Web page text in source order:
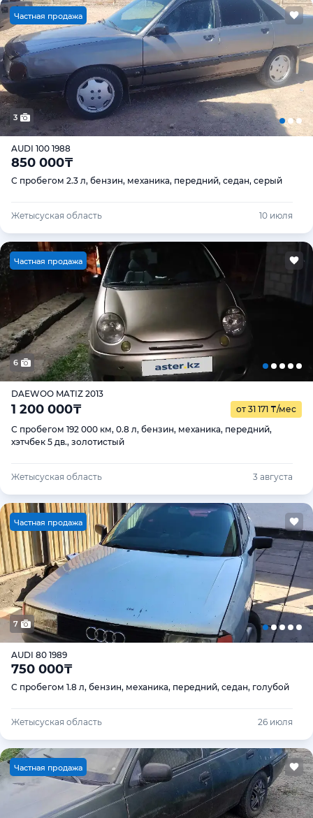
Частная продажа
3
AUDI 100 1988
850 000₸
С пробегом 2.3 л, бензин, механика, передний, седан, серый
Жетысуская область 10 июля
Частная продажа
6
DAEWOO MATIZ 2013
1 200 000₸ от 31 171 ₸/мес
С пробегом 192 000 км, 0.8 л, бензин, механика, передний,
хэтчбек 5 дв., золотистый
Жетысуская область 3 августа
Частная продажа
7
AUDI 80 1989
750 000₸
С пробегом 1.8 л, бензин, механика, передний, седан, голубой
Жетысуская область 26 июля
Частная продажа